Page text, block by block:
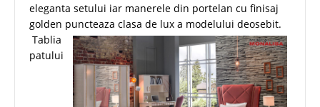
eleganta setului iar manerele din portelan cu finisaj
golden puncteaza clasa de lux a modelului deosebit.
Tablia
patului